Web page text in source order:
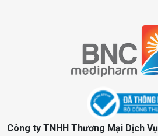
Công ty TNHH Thương Mại Dịch